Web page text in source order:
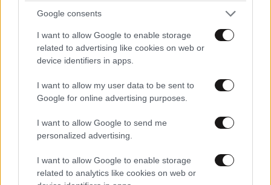
Google consents
I want to allow Google to enable storage
related to advertising like cookies on web or
device identifiers in apps.
I want to allow my user data to be sent to
Google for online advertising purposes.
I want to allow Google to send me
personalized advertising.
I want to allow Google to enable storage
related to analytics like cookies on web or
Σπεύδουν να καθησυχάσουν τους γείτονες
Τουρκία και Σαουδική Αραβία μετά την αμυντική
Άγκυρα
Ακολουθήστε τοNEWSBEAST στοGoogle News
και μάθετε πρώτοι όλες τις ειδήσεις